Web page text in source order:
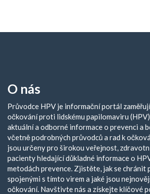
O nás
Průvodce HPV je informační portál
očkování proti lidskému papilomaviru
aktuální a odborné informace o prevenci a
včetně podrobných průvodců a rad k
jsou určeny pro širokou veřejnost,
pacienty hledající důkladné informace o
metodách prevence. Zjistěte, jak se chránit
spojenými s tímto virem a jaké jsou
očkování. Navštivte nás a získejte klíčové